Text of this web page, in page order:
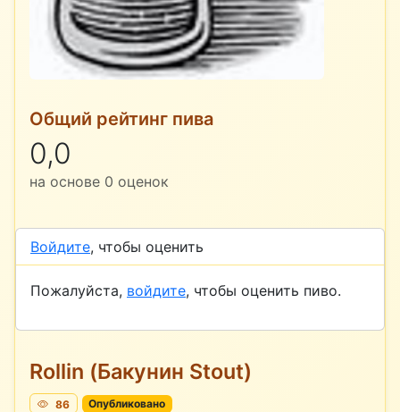
Общий рейтинг пива
0,0
на основе 0 оценок
Войдите, чтобы оценить
Пожалуйста, войдите, чтобы оценить пиво.
Rollin (Бакунин Stout)
86 Опубликовано